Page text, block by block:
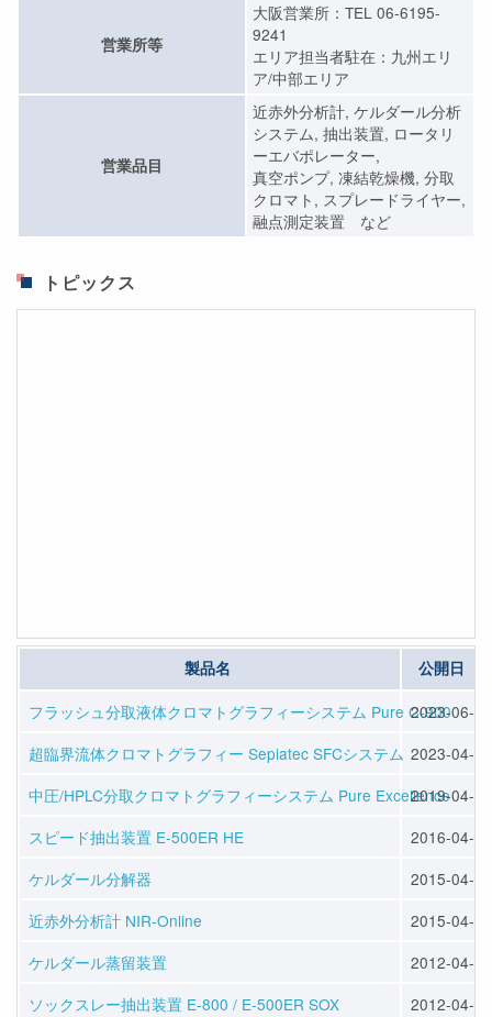
営業所等
大阪営業所：TEL 06-6195-
9241
エリア担当者駐在：九州エリ
ア/中部エリア
営業品目
近赤外分析計, ケルダール分析
システム, 抽出装置, ロータリ
ーエバポレーター,
真空ポンプ, 凍結乾燥機, 分取
クロマト, スプレードライヤー,
融点測定装置 など
トピックス
製品名 公開日
フラッシュ分取液体クロマトグラフィーシステム Pure C-900
2023-06-07
超臨界流体クロマトグラフィー Sepiatec SFCシステム 2023-04-14
中圧/HPLC分取クロマトグラフィーシステム Pure Excellence
2019-04-22
スピード抽出装置 E-500ER HE
2016-04-13
ケルダール分解器
2015-04-10
近赤外分析計 NIR-Online
2015-04-10
ケルダール蒸留装置
2012-04-25
ソックスレー抽出装置 E-800 / E-500ER SOX
2012-04-25